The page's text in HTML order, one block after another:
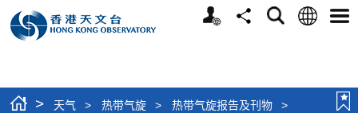
个
分
搜
语
选
> 天气 > 热带气旋 > 热带气旋报告及刊物
>